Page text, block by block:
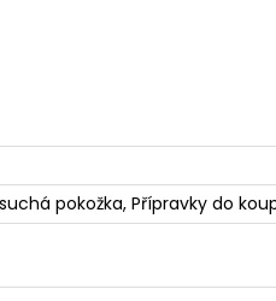
pokožka, Přípravky do